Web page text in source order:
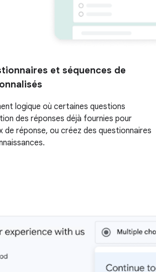
et séquences de
logique où certaines questions
des réponses déjà fournies pour
de réponse, ou créez des questionnaires